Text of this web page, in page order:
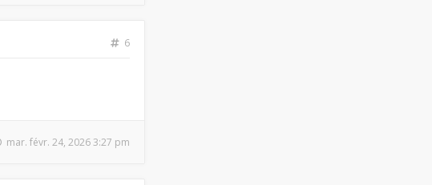
6
mar. févr. 24, 2026 3:27 pm